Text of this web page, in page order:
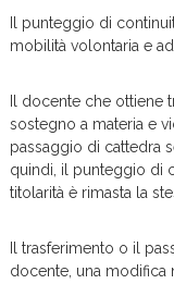
Il punteggio di
mobilità volontaria e
Il docente che ottiene
sostegno a materia e
passaggio di cattedra
quindi, il punteggio di
titolarità è rimasta la
Il trasferimento o il
docente, una modifica